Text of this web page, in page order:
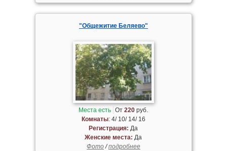
"Общежитие Беляево"
Места есть От220 руб.
Комнаты: 4/ 10/ 14/ 16
Регистрация: Да
Женские места: Да
Фото/подробнее